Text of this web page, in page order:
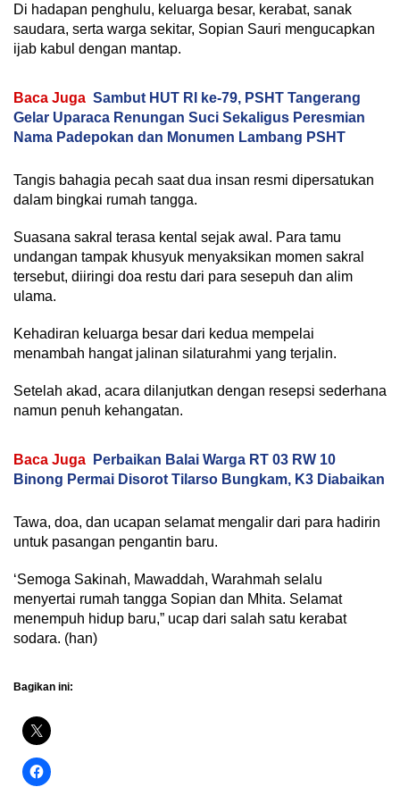
Di hadapan penghulu, keluarga besar, kerabat, sanak
saudara, serta warga sekitar, Sopian Sauri mengucapkan
ijab kabul dengan mantap.
Baca Juga Sambut HUT RI ke-79, PSHT Tangerang
Gelar Uparaca Renungan Suci Sekaligus Peresmian
Nama Padepokan dan Monumen Lambang PSHT
Tangis bahagia pecah saat dua insan resmi dipersatukan
dalam bingkai rumah tangga.
Suasana sakral terasa kental sejak awal. Para tamu
undangan tampak khusyuk menyaksikan momen sakral
tersebut, diiringi doa restu dari para sesepuh dan alim
ulama.
Kehadiran keluarga besar dari kedua mempelai
menambah hangat jalinan silaturahmi yang terjalin.
Setelah akad, acara dilanjutkan dengan resepsi sederhana
namun penuh kehangatan.
Baca Juga
Perbaikan Balai Warga RT 03 RW 10
Binong Permai Disorot Tilarso Bungkam, K3 Diabaikan
Tawa, doa, dan ucapan selamat mengalir dari para hadirin
untuk pasangan pengantin baru.
‘Semoga Sakinah, Mawaddah, Warahmah selalu
menyertai rumah tangga Sopian dan Mhita. Selamat
menempuh hidup baru,” ucap dari salah satu kerabat
sodara. (han)
Bagikan ini: